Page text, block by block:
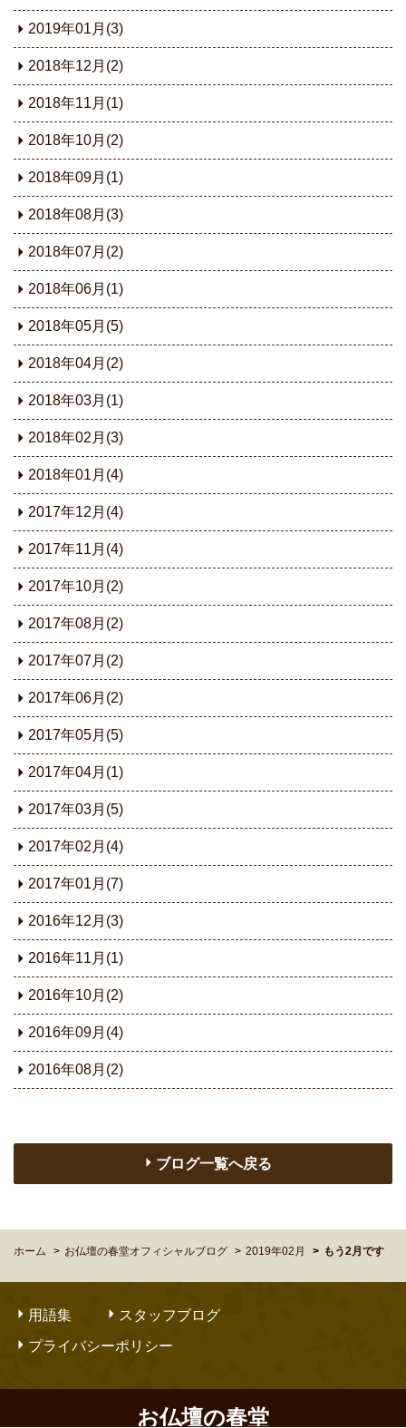
2019年01月(3)
2018年12月(2)
2018年11月(1)
2018年10月(2)
2018年09月(1)
2018年08月(3)
2018年07月(2)
2018年06月(1)
2018年05月(5)
2018年04月(2)
2018年03月(1)
2018年02月(3)
2018年01月(4)
2017年12月(4)
2017年11月(4)
2017年10月(2)
2017年08月(2)
2017年07月(2)
2017年06月(2)
2017年05月(5)
2017年04月(1)
2017年03月(5)
2017年02月(4)
2017年01月(7)
2016年12月(3)
2016年11月(1)
2016年10月(2)
2016年09月(4)
2016年08月(2)
ブログ一覧へ戻る
ホーム お仏壇の春堂オフィシャルブログ 2019年02月 もう2月です
用語集
スタッフブログ
プライバシーポリシー
お仏壇の春堂